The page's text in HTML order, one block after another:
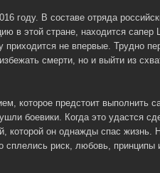
году. В составе отряда
в этой стране, находится сапер
приходится не впервые. Трудно
смерти, но и выйти из
которое предстоит выполнить
боевики. Когда это удастся
которой он однажды спас жизнь.
сплелись риск, любовь, принципы